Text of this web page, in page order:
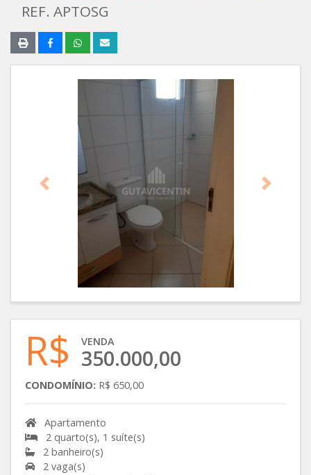
REF. APTOSG
Anterior Próximo
R$ VENDA
350.000,00
CONDOMÍNIO: R$ 650,00
Apartamento
2 quarto(s), 1 suíte(s)
2 banheiro(s)
2 vaga(s)